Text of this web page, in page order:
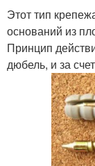
Этот тип
оснований из
Принцип
дюбель, и за